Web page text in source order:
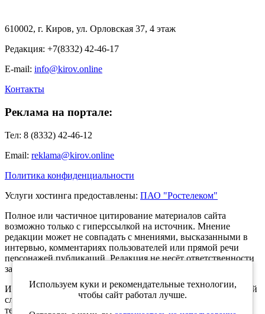
610002, г. Киров, ул. Орловская 37, 4 этаж
Редакция: +7(8332) 42-46-17
E-mail: info@kirov.online
Контакты
Реклама на портале:
Тел: 8 (8332) 42-46-12
Email: reklama@kirov.online
Политика конфиденциальности
Услуги хостинга предоставлены: ПАО "Ростелеком"
Полное или частичное цитирование материалов сайта
возможно только с гиперссылкой на источник. Мнение
редакции может не совпадать с мнениями, высказанными в
интервью, комментариях пользователей или прямой речи
персонажей публикаций. Редакция не несёт ответственности
за текст комментариев читателей.
Интернет-портал Kirov.online зарегистрирован в Федеральной
службе по надзору в сфере связи, информационных
технологий и массовых коммуникаций (Роскомнадзор) 5
Используем куки и рекомендательные технологии,
чтобы сайт работал лучше.